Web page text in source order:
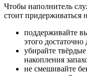
Чтобы наполнитель
стоит придерживаться
поддерживайте
этого
убирайте
накопления
не смешивайте